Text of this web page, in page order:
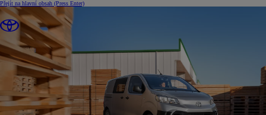
Přejít na hlavní obsah (Press Enter)